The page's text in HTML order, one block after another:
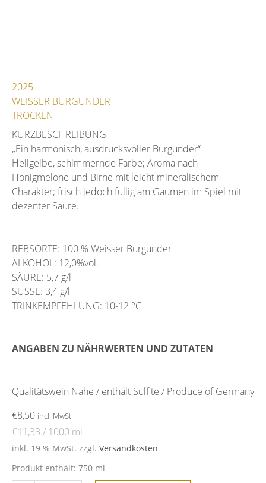
2025
WEISSER BURGUNDER
TROCKEN
KURZBESCHREIBUNG
„Ein harmonisch, ausdrucksvoller Burgunder“
Hellgelbe, schimmernde Farbe; Aroma nach
Honigmelone und Birne mit leicht mineralischem
Charakter; frisch jedoch füllig am Gaumen im Spiel mit
dezenter Säure.
REBSORTE: 100 % Weisser Burgunder
ALKOHOL: 12,0%vol.
SÄURE: 5,7 g/l
SÜSSE: 3,4 g/l
TRINKEMPFEHLUNG: 10-12 °C
ANGABEN ZU NÄHRWERTEN UND ZUTATEN
Qualitätswein Nahe / enthält Sulfite / Produce of Germany
€8,50 incl. MwSt.
€11,33 / 1000 ml
inkl. 19 % MwSt. zzgl. Versandkosten
Produkt enthält: 750 ml